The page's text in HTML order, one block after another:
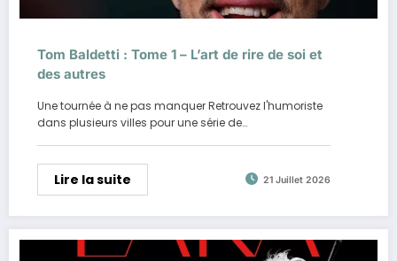
Tom Baldetti : Tome 1 – L’art de rire de soi et
des autres
Une tournée à ne pas manquer Retrouvez l'humoriste
dans plusieurs villes pour une série de…
Lire la suite 21 Juillet 2026